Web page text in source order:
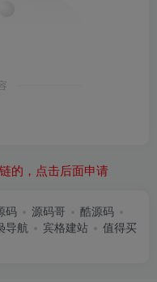
的，点击后面申请
码 源码哥
酷源码
导航 宾格建站
值得买